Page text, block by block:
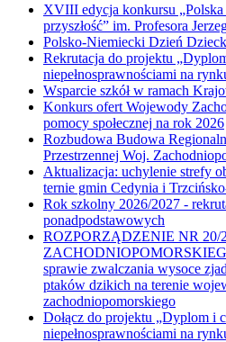
XVIII edycja konkursu
przyszłość” im. Profesora
Polsko-Niemiecki Dzień
Rekrutacja do projektu
niepełnosprawnościami na
Wsparcie szkół w ramach
Konkurs ofert Wojewody
pomocy społecznej na rok 2026
Rozbudowa Budowa
Przestrzennej Woj.
Aktualizacja: uchylenie strefy
ternie gmin Cedynia i
Rok szkolny 2026/2027 -
ponadpodstawowych
ROZPORZĄDZENIE NR 20/
sprawie zwalczania wysoce
ptaków dzikich na terenie
zachodniopomorskiego
Dołącz do projektu „Dyplom i
niepełnosprawnościami na